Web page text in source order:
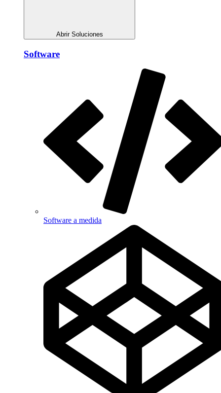
Abrir Soluciones
Software
Software a medida